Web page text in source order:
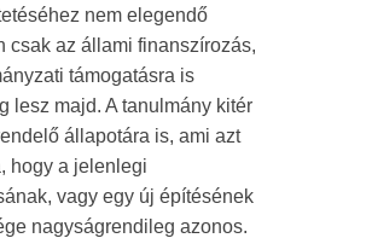
nem elegendő
csak az állami finanszírozás,
támogatásra is
lesz majd. A tanulmány kitér
állapotára is, ami azt
hogy a jelenlegi
vagy egy új építésének
nagyságrendileg azonos.